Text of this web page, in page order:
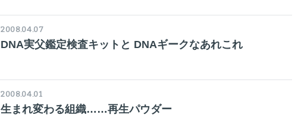
2008.04.07
DNA実父鑑定検査キットと DNAギークなあれこれ
2008.04.01
生まれ変わる組織……再生パウダー